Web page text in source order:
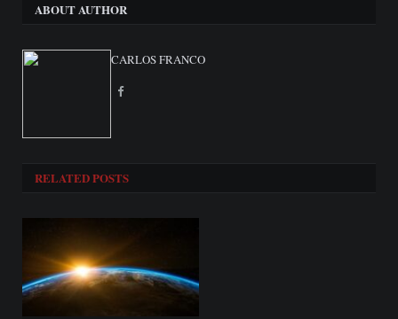
ABOUT AUTHOR
CARLOS FRANCO
Facebook
RELATEDPOSTS